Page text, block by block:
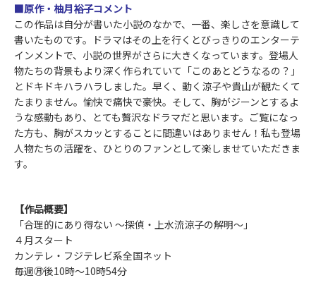
■原作・柚月裕子コメント
この作品は自分が書いた小説のなかで、一番、楽しさを意識して
書いたものです。ドラマはその上を行くとびっきりのエンターテ
インメントで、小説の世界がさらに大きくなっています。登場人
物たちの背景もより深く作られていて「このあとどうなるの？」
とドキドキハラハラしました。早く、動く涼子や貴山が観たくて
たまりません。愉快で痛快で豪快。そして、胸がジーンとするよ
うな感動もあり、とても贅沢なドラマだと思います。ご覧になっ
た方も、胸がスカッとすることに間違いはありません！私も登場
人物たちの活躍を、ひとりのファンとして楽しませていただきま
す。
【作品概要】
「合理的にあり得ない ～探偵・上水流涼子の解明～」
４月スタート
カンテレ・フジテレビ系全国ネット
毎週㊊後10時～10時54分